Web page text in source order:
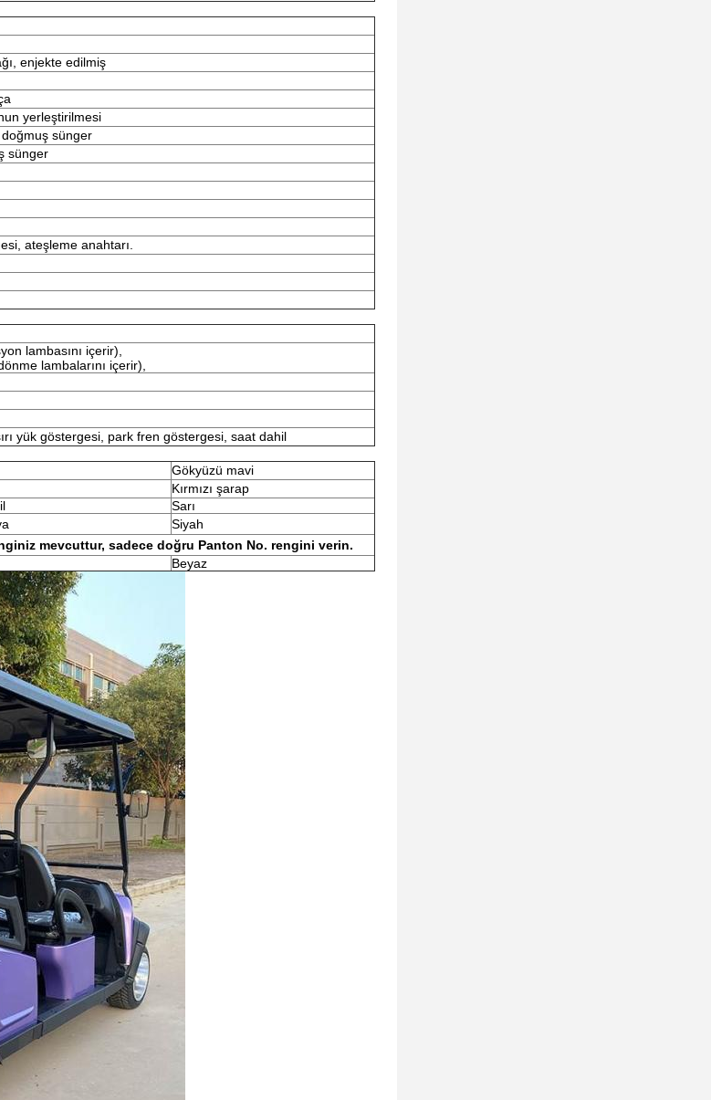
enjekte edilmiş
yerleştirilmesi
sünger
sünger
ateşleme anahtarı.
lambasını içerir),
lambalarını içerir),
yük göstergesi, park fren göstergesi, saat dahil
Gökyüzü mavi
Kırmızı şarap
Sarı
Siyah
mevcuttur, sadece doğru Panton No. rengini verin.
Beyaz